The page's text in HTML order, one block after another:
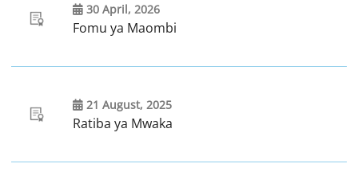
30 April, 2026
Fomu ya Maombi
21 August, 2025
Ratiba ya Mwaka